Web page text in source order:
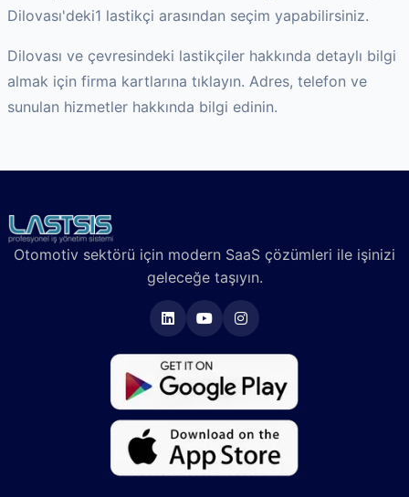
Dilovası'deki1 lastikçi arasından seçim yapabilirsiniz.
Dilovası ve çevresindeki lastikçiler hakkında detaylı bilgi
almak için firma kartlarına tıklayın. Adres, telefon ve
sunulan hizmetler hakkında bilgi edinin.
Otomotiv sektörü için modern SaaS çözümleri ile işinizi
geleceğe taşıyın.